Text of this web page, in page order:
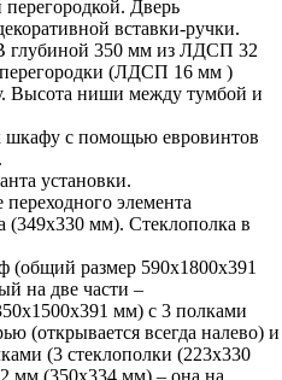
Дверь
вставки-ручки.
глубиной 350 мм из ЛДСП 32
перегородки (ЛДСП 16 мм )
Высота ниши между тумбой и
шкафу с помощью евровинтов
установки.
элемента
(349х330 мм). Стеклополка в
размер 590х1800х391
на две части –
мм) с 3 полками
(открывается всегда налево) и
(3 стеклополки (223х330
мм (350х334 мм) – она на